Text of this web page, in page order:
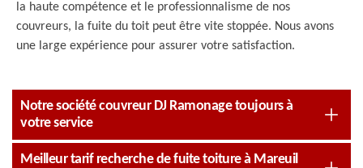
la haute compétence et le professionnalisme de nos
couvreurs, la fuite du toit peut être vite stoppée. Nous avons
une large expérience pour assurer votre satisfaction.
Notre société couvreur DJ Ramonage toujours à
votre service
Meilleur tarif recherche de fuite toiture à Mareuil